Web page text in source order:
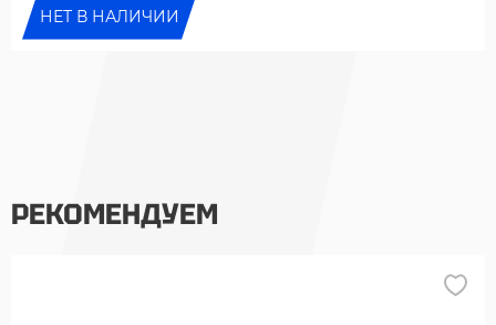
НЕТ В НАЛИЧИИ
РЕКОМЕНДУЕМ